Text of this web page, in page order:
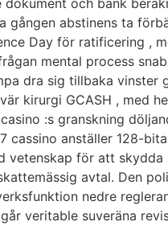
dokument och bank
gången abstinens ta
Day för ratificering ,
mental process
dra sig tillbaka vinster
kirurgi GCASH , med
:s granskning
cassino anställer 128-
vetenskap för att skydda
avtal. Den
nedre
veritable suveräna